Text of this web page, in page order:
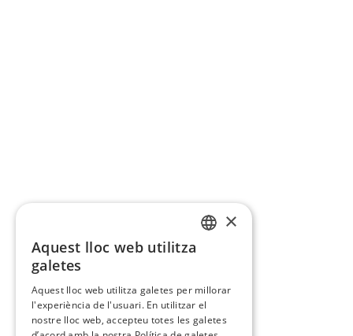
×
Aquest lloc web utilitza
galetes
Aquest lloc web utilitza galetes per millorar
l'experiència de l'usuari. En utilitzar el
nostre lloc web, accepteu totes les galetes